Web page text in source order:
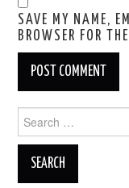
SAVE MY NAME,
BROWSER FOR
for: